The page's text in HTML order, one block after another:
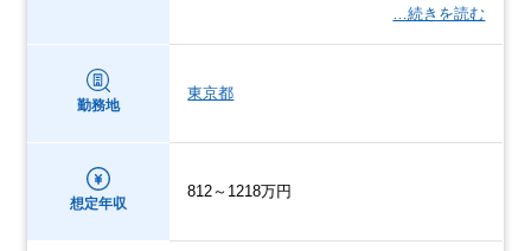
…続きを読む
勤務地
東京都
想定年収
812～1218万円